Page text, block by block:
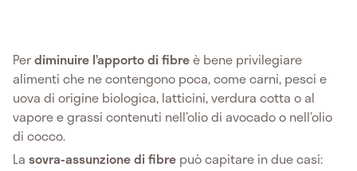
Perdiminuire l’apporto di fibreè bene privilegiare
alimenti che ne contengono poca, come carni, pesci e
uova di origine biologica, latticini, verdura cotta o al
vapore e grassi contenuti nell’olio di avocado o nell’olio
di cocco.
La sovra-assunzione di fibre può capitare in due casi: